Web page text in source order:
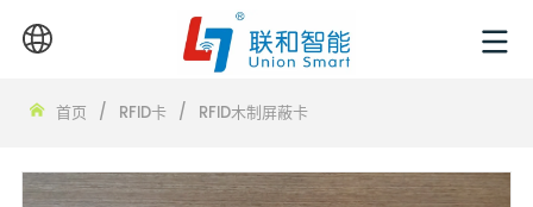
首页 / RFID卡 / RFID木制屏蔽卡